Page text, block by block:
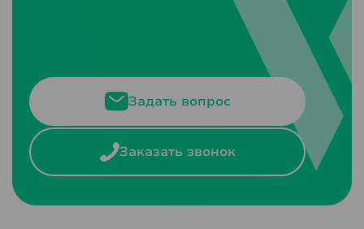
Задать вопрос
Заказать звонок